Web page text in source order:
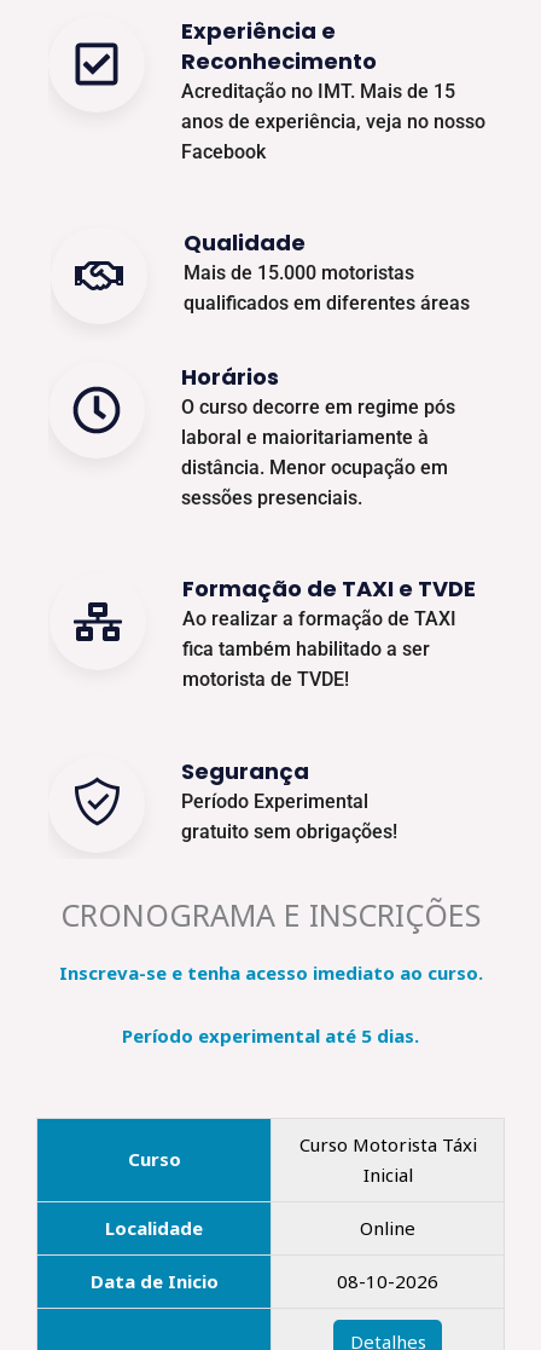
Experiência e
Reconhecimento
Acreditação no IMT. Mais de 15
anos de experiência, veja no nosso
Facebook
Qualidade
Mais de 15.000 motoristas
qualificados em diferentes áreas
Horários
O curso decorre em regime pós
laboral e maioritariamente à
distância. Menor ocupação em
sessões presenciais.
Formação de TAXI e TVDE
Ao realizar a formação de TAXI
fica também habilitado a ser
motorista de TVDE!
Segurança
Período Experimental
gratuito sem obrigações!
CRONOGRAMA E INSCRIÇÕES
Inscreva-se e tenha acesso imediato ao curso.
Período experimental até 5 dias.
Curso
Curso Motorista Táxi
Inicial
Localidade Online
Data de Inicio 08-10-2026
Detalhes